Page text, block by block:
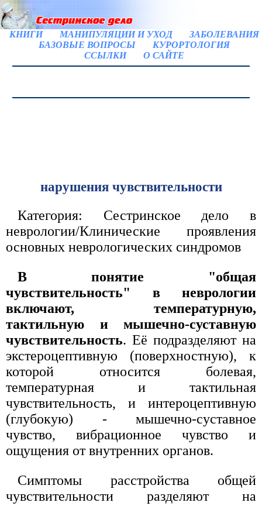
КНИГИ МАНИПУЛЯЦИИ И УХОД
ЗАБОЛЕВАНИЯ
БАЗОВЫЕ ВОПРОСЫ
КУРОРТОЛОГИЯ
ССЫЛКИ
О САЙТЕ
нарушения чувствительности
Категория: Сестринское дело в
неврологии/Клинические проявления
основных неврологических синдромов
В понятие "общая
чувствительность" в неврологии
включают, температурную,
тактильную и мышечно-суставную
чувствительность. Её подразделяют на
экстероцептивную (поверхностную), к
которой относится болевая,
температурная и тактильная
чувствительность, и интероцептивную
(глубокую) - мышечно-суставное
чувство, вибрационное чувство и
ощущения от внутренних органов.
Симптомы расстройства общей
чувствительности разделяют на